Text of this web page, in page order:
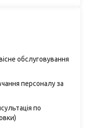
обслуговування
персоналу за
по